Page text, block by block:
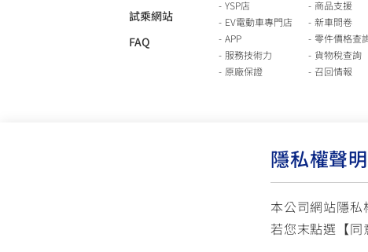
隱私權聲明
本公司網站隱
若您末點選【同
試乘網站
FAQ
YSP店
EV電動車專門店
APP
服務技術力
原廠保證
商品支援
新車問卷
零件價格查
貨物稅查詢
召回情報